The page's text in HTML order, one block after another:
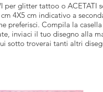
glitter tattoo o ACETATI
4X5 cm indicativo a
preferisci. Compila la
inviaci il tuo disegno alla
sotto troverai tanti altri